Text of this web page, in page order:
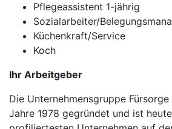
Pflegeassistent 1-jährig
Sozialarbeiter/
Küchenkraft/Service
Koch
Ihr Arbeitgeber
Die Unternehmensgruppe
Jahre 1978 gegründet und ist